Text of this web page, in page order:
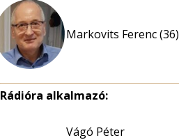
Markovits Ferenc (36)
Rádióra alkalmazó:
Vágó Péter